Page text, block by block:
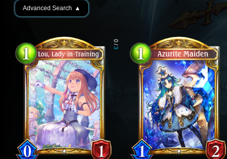
Advanced Search ▲
0
/
3